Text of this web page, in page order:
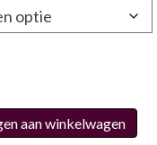
aan winkelwagen